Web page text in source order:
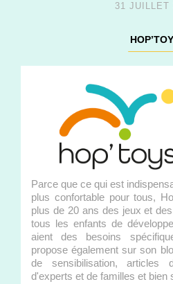
31 JUILLET
Parce que ce qui est
plus confortable pour tous,
plus de 20 ans des jeux et
tous les enfants de
aient des besoins
propose également sur son
de sensibilisation, articles
d'experts et de familles et bien